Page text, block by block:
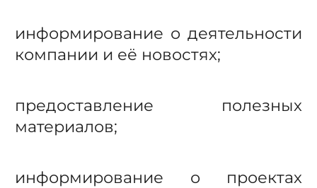
информирование о деятельности
компании и её новостях;
предоставление полезных
материалов;
информирование о проектах